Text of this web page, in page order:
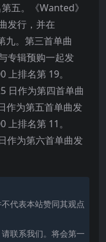
五。《Wanted》
发行，并在
。第三首单曲
专辑预购一起发
排名第 19。
日作为第四首单曲
作为第五首单曲发
排名第 11。
作为第六首单曲发
代表本站赞同其观点
联系我们。将会第一